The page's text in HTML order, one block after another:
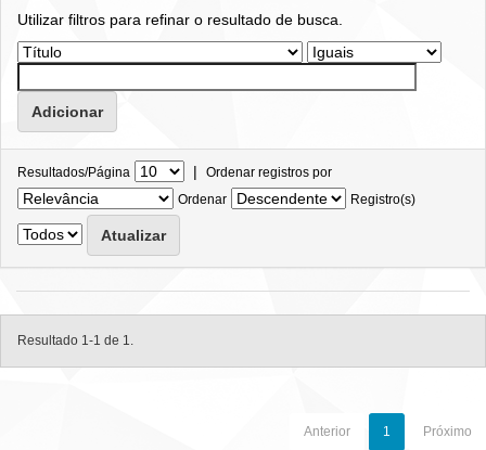
Utilizar filtros para refinar o resultado de busca.
Resultados/Página | Ordenar registros por
Ordenar
Registro(s)
Resultado 1-1 de 1.
Anterior 1 Próximo